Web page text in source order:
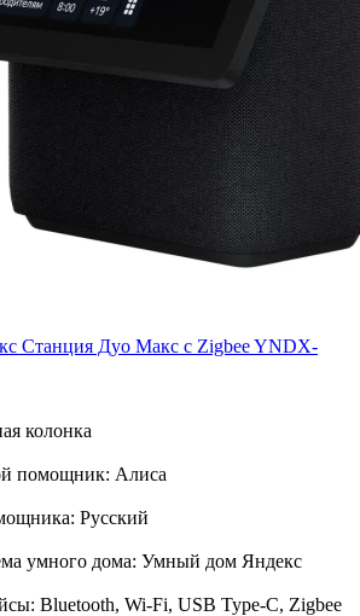
Станция Дуо Макс c Zigbee YNDX-
колонка
помощник: Алиса
Русский
умного дома: Умный дом Яндекс
Bluetooth, Wi-Fi, USB Type-C, Zigbee